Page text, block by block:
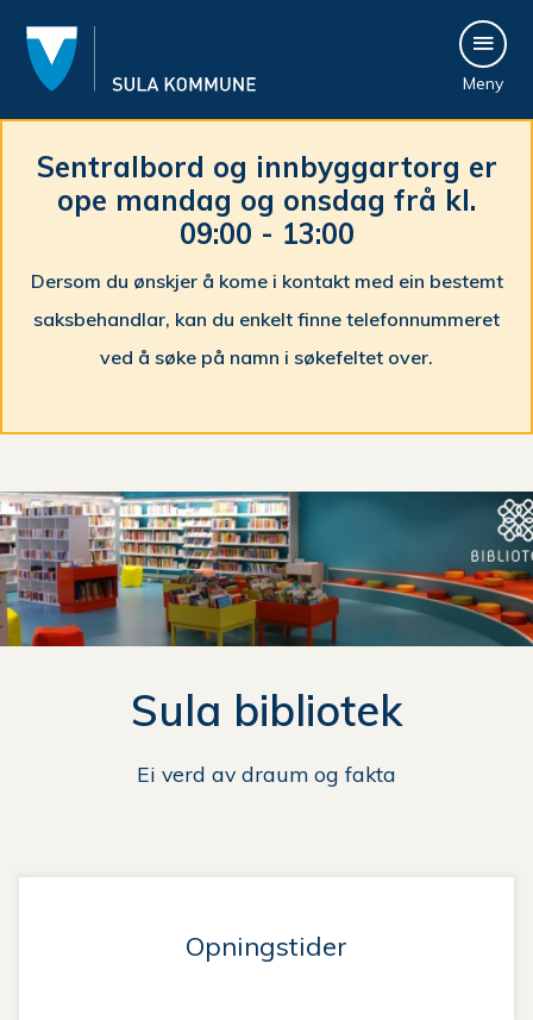
u
l
a
k
o
m
m
u
n
e
Meny
Sentralbord og innbyggartorg er
ope mandag og onsdag frå kl.
09:00 - 13:00
Dersom du ønskjer å kome i kontakt med ein bestemt
saksbehandlar, kan du enkelt finne telefonnummeret
ved å søke på namn i søkefeltet over.
er
her:
Sula bibliotek
Ei verd av draum og fakta
Opningstider